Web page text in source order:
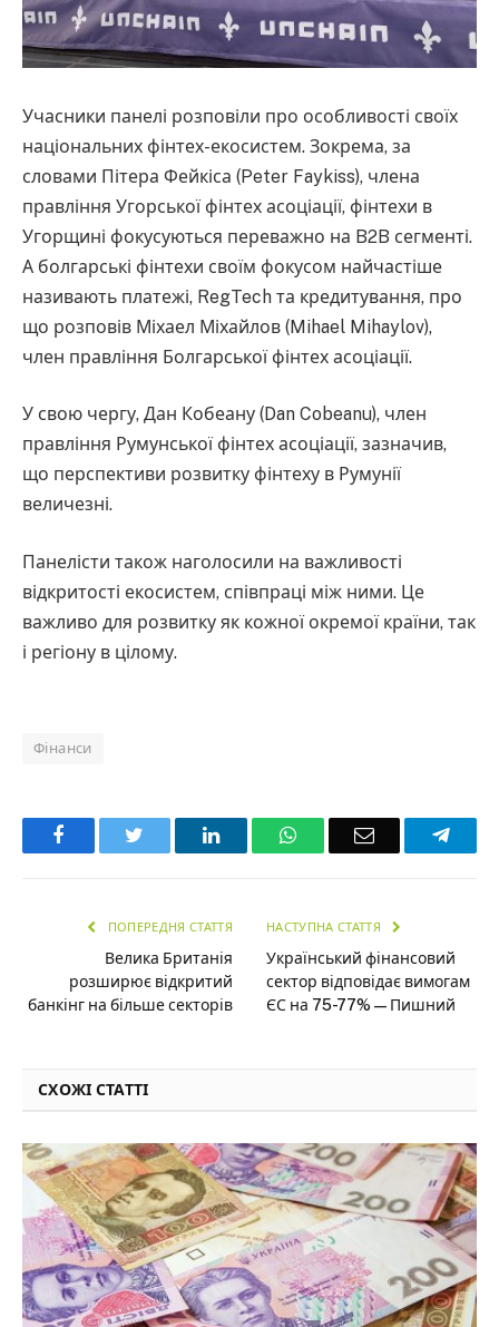
Учасники панелі розповіли про особливості своїх
національних фінтех-екосистем. Зокрема, за
словами Пітера Фейкіса (Peter Faykiss), члена
правління Угорської фінтех асоціації, фінтехи в
Угорщині фокусуються переважно на B2B сегменті.
А болгарські фінтехи своїм фокусом найчастіше
називають платежі, RegTech та кредитування, про
що розповів Міхаел Міхайлов (Mihael Mihaylov),
член правління Болгарської фінтех асоціації.
У свою чергу, Дан Кобеану (Dan Cobeanu), член
правління Румунської фінтех асоціації, зазначив,
що перспективи розвитку фінтеху в Румунії
величезні.
Панелісти також наголосили на важливості
відкритості екосистем, співпраці між ними. Це
важливо для розвитку як кожної окремої країни, так
і регіону в цілому.
Фінанси
Facebook LinkedInWhatsAppEmail
ПОПЕРЕДНЯ СТАТТЯ
Велика Британія
розширює відкритий
банкінг на більше секторів
НАСТУПНА СТАТТЯ
Український фінансовий
сектор відповідає вимогам
ЄС на 75-77% — Пишний
СХОЖІ СТАТТІ